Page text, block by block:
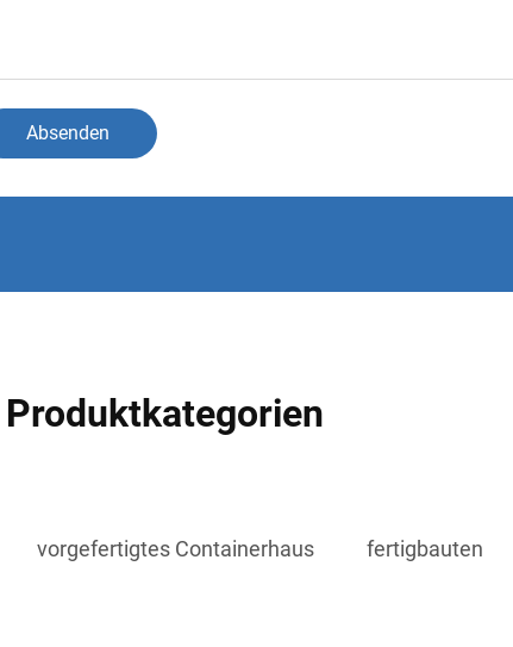
Absenden
vorgefertigtes Containerhaus fertigbauten